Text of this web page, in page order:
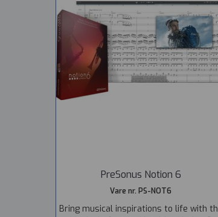
PreSonus Notion 6
Vare nr. PS-NOT6
Bring musical inspirations to life with